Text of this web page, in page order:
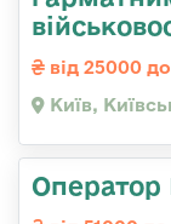
від 25000
Київ,